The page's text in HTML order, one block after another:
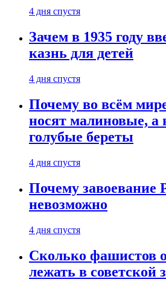
4 дня спустя
Зачем в 1935 году
казнь для детей
4 дня спустя
Почему во всём
носят малиновые, а
голубые береты
4 дня спустя
Почему завоевание
невозможно
4 дня спустя
Сколько фашистов
лежать в советской